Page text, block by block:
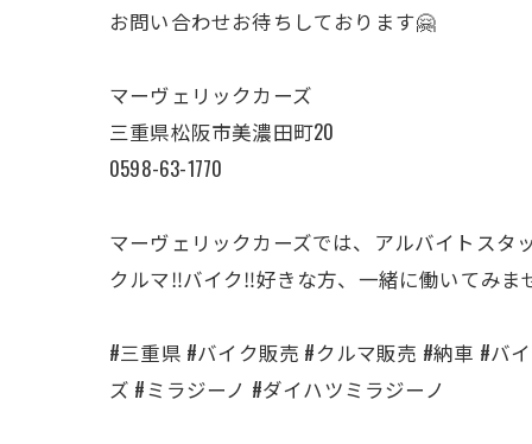
お問い合わせお待ちしております🤗
マーヴェリックカーズ
三重県松阪市美濃田町20
0598-63-1770
マーヴェリックカーズでは、アルバイトスタ
クルマ‼️バイク‼️好きな方、一緒に働いてみま
#三重県 #バイク販売 #クルマ販売 #納車 #バ
ズ #ミラジーノ #ダイハツミラジーノ